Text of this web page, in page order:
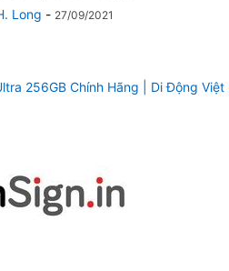
Long - 27/09/2021